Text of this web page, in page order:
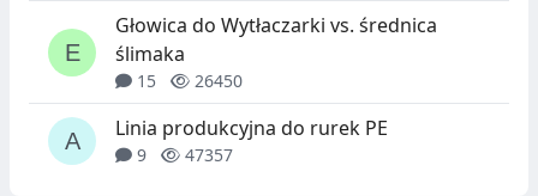
Głowica do Wytłaczarki vs. średnica
ślimaka
15 26450
Linia produkcyjna do rurek PE
9 47357